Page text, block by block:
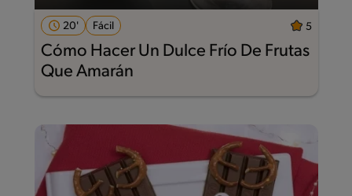
20' Fácil 5
Cómo Hacer Un Dulce Frío De Frutas
Que Amarán